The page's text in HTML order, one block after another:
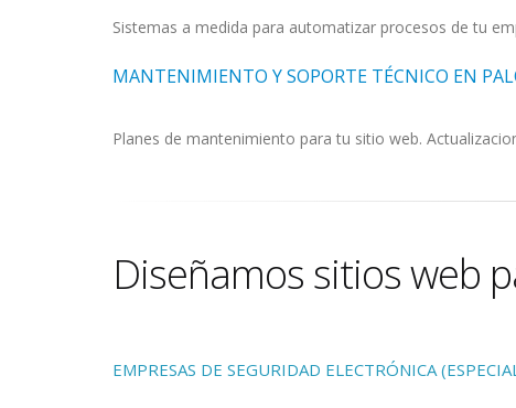
Sistemas a medida para automatizar procesos de tu
MANTENIMIENTO Y SOPORTE TÉCNICO EN
Planes de mantenimiento para tu sitio web.
Diseñamos sitios web
EMPRESAS DE SEGURIDAD ELECTRÓNICA